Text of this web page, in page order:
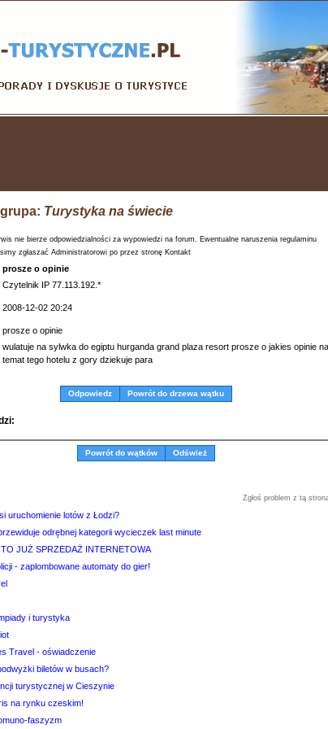
Turystyka na świecie
nie bierze odpowiedzialności za wypowiedzi na forum. Ewentualne naruszenia regulaminu
zgłaszać Administratorowi po przez stronę Kontakt
prosze o opinie
Czytelnik IP 77.113.192.*
2008-12-02 20:24
prosze o opinie
wulatuje na sylwka do egiptu hurganda grand plaza resort prosze o jakies opinie na
temat tego hotelu z gory dziekuje para
Odpowiedz Powrót do drzewa wątku
Powrót do wątków Odśwież
Zgłoś problem z tą
uruchomienie lotów z Łodzi?
odrębnej kategorii wycieczek last minute
JUŻ SPRZEDAŻ INTERNETOWA
- zaplombowane automaty do gier!
i turystyka
Travel - oświadczenie
biletów w busach?
turystycznej w Cieszynie
na rynku czeskim!
faszyzm